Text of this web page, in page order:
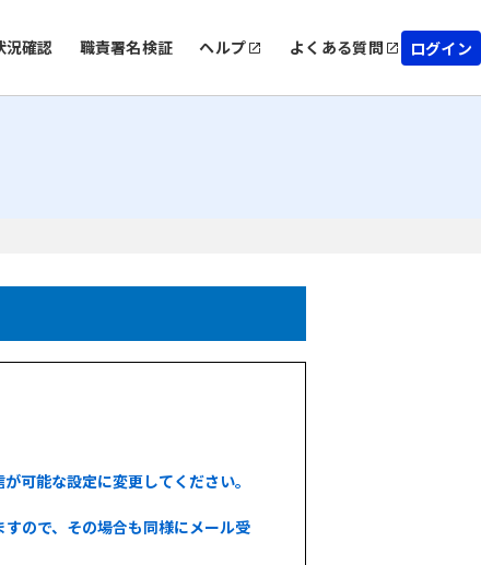
況確認 職責署名検証 ヘルプ よくある質問 ログイン
可能な設定に変更してください。
ので、その場合も同様にメール受